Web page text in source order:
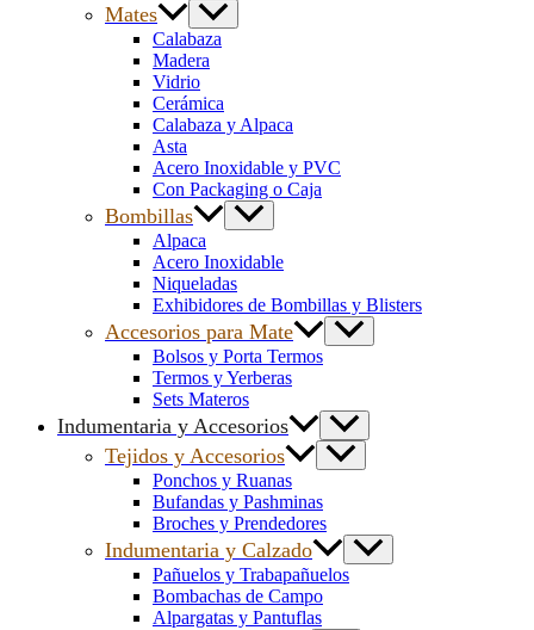
Mates
Calabaza
Madera
Vidrio
Cerámica
Calabaza y Alpaca
Asta
Acero Inoxidable y PVC
Con Packaging o Caja
Bombillas
Alpaca
Acero Inoxidable
Niqueladas
Exhibidores de Bombillas y Blisters
Accesorios para Mate
Bolsos y Porta Termos
Termos y Yerberas
Sets Materos
Indumentaria y Accesorios
Tejidos y Accesorios
Ponchos y Ruanas
Bufandas y Pashminas
Broches y Prendedores
Indumentaria y Calzado
Pañuelos y Trabapañuelos
Bombachas de Campo
Alpargatas y Pantuflas